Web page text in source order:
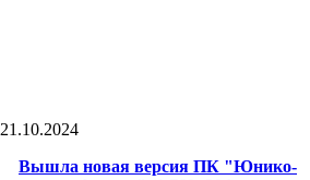
21.10.2024
Вышла новая версия ПК "Юнико-